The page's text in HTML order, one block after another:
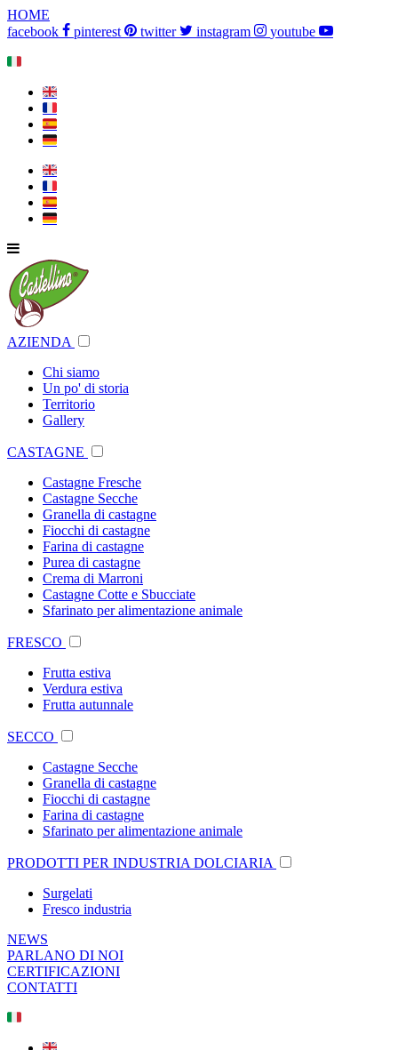
HOME
facebook
pinterest twitter instagram
youtube
🇮🇹
🇬🇧
🇫🇷
🇪🇸
🇩🇪
🇬🇧
🇫🇷
🇪🇸
🇩🇪
AZIENDA
Chi siamo
Un po' di storia
Territorio
Gallery
CASTAGNE
Castagne Fresche
Castagne Secche
Granella di castagne
Fiocchi di castagne
Farina di castagne
Purea di castagne
Crema di Marroni
Castagne Cotte e Sbucciate
Sfarinato per alimentazione animale
FRESCO
Frutta estiva
Verdura estiva
Frutta autunnale
SECCO
Castagne Secche
Granella di castagne
Fiocchi di castagne
Farina di castagne
Sfarinato per alimentazione animale
PRODOTTI PER INDUSTRIA DOLCIARIA
Surgelati
Fresco industria
NEWS
PARLANO DI NOI
CERTIFICAZIONI
CONTATTI
🇮🇹